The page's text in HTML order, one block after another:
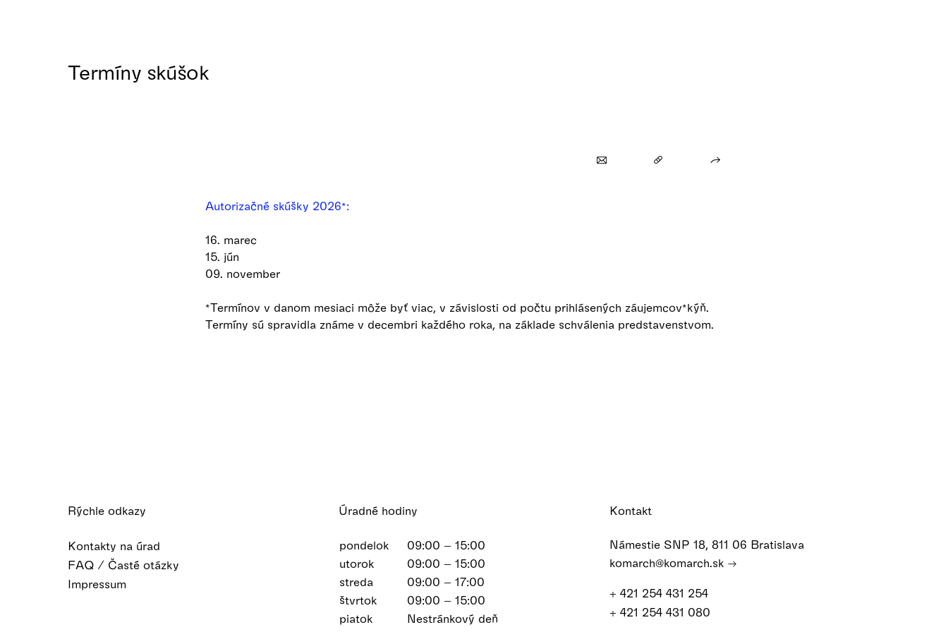
Termíny skúšok
Autorizačné skúšky 2026*:
16. marec
15. jún
09. november
*Termínov v danom mesiaci môže byť viac, v závislosti od počtu prihlásených záujemcov*kýň.
Termíny sú spravidla známe v decembri každého roka, na základe schválenia predstavenstvom.
Rýchle odkazy
Kontakty na úrad
FAQ / Časté otázky
Impressum
Úradné hodiny
pondelok
09:00 – 15:00
utorok
09:00 – 15:00
streda
09:00 – 17:00
štvrtok
09:00 – 15:00
piatok
Nestránkový deň
Kontakt
Námestie SNP 18, 811 06 Bratislava
komarch@komarch.sk
+ 421 254 431 254
+ 421 254 431 080